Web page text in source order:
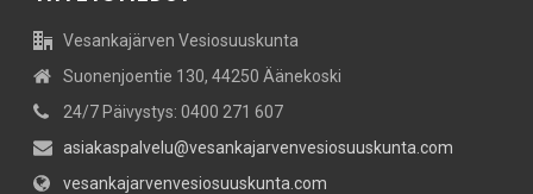
Vesankajärven Vesiosuuskunta
Suonenjoentie 130, 44250 Äänekoski
24/7 Päivystys: 0400 271 607
asiakaspalvelu@vesankajarvenvesiosuuskunta.com
vesankajarvenvesiosuuskunta.com